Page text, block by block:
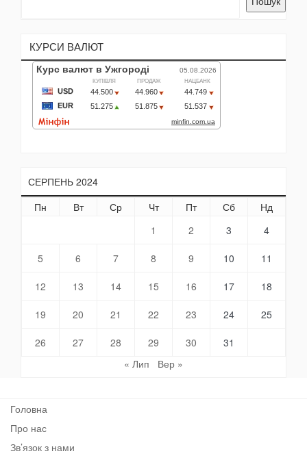
КУРСИ ВАЛЮТ
СЕРПЕНЬ 2024
Пн
Вт Ср Чт Пт Сб
Нд
1
2 3 4
5 6 7 8 9 10 11
12 13 14 15 16 17 18
19 20 21 22 23 24 25
26 27 28 29 30
31
« Лип
Вер »
Головна
Про нас
Зв’язок з нами